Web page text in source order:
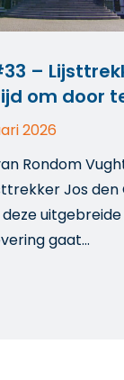
–
om door
2026
Rondom
Jos
deze
gaat…